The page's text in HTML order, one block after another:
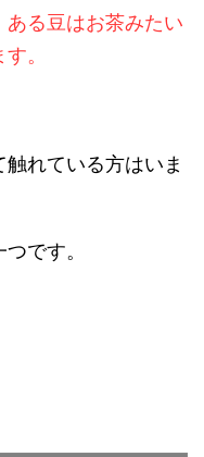
る豆はお茶みたい
。
れている方はいま
です。